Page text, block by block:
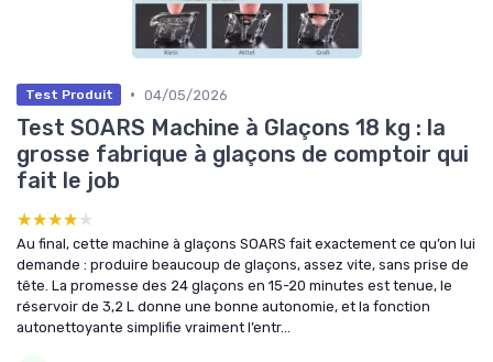
Test Produit • 04/05/2026
Test SOARS Machine à Glaçons 18 kg : la
grosse fabrique à glaçons de comptoir qui
fait le job
★★★★★
★★★★★
Au final, cette machine à glaçons SOARS fait exactement ce qu’on lui
demande : produire beaucoup de glaçons, assez vite, sans prise de
tête. La promesse des 24 glaçons en 15-20 minutes est tenue, le
réservoir de 3,2 L donne une bonne autonomie, et la fonction
autonettoyante simplifie vraiment l’entr...